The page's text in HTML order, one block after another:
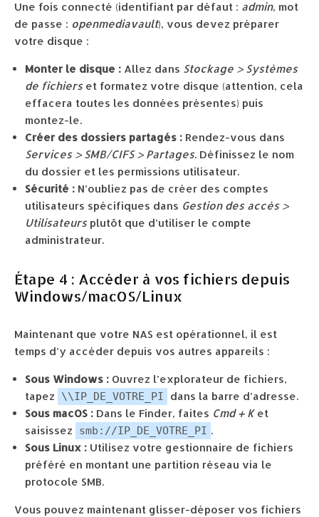
Une fois connecté (identifiant par défaut : admin, mot
de passe : openmediavault), vous devez préparer
votre disque :
Monter le disque : Allez dans Stockage > Systèmes
de fichierset formatez votre disque (attention, cela
effacera toutes les données présentes) puis
montez-le.
Créer des dossiers partagés : Rendez-vous dans
Services > SMB/CIFS > Partages. Définissez le nom
du dossier et les permissions utilisateur.
Sécurité : N’oubliez pas de créer des comptes
utilisateurs spécifiques dans Gestion des accès >
Utilisateursplutôt que d’utiliser le compte
administrateur.
Étape 4 : Accéder à vos fichiers depuis
Windows/macOS/Linux
Maintenant que votre NAS est opérationnel, il est
temps d’y accéder depuis vos autres appareils :
Sous Windows : Ouvrez l’explorateur de fichiers,
tapez
\\IP_DE_VOTRE_PI
dans la barre d’adresse.
Sous macOS : Dans le Finder, faites Cmd + Ket
saisissez
smb://IP_DE_VOTRE_PI .
Sous Linux : Utilisez votre gestionnaire de fichiers
préféré en montant une partition réseau via le
protocole SMB.
Vous pouvez maintenant glisser-déposer vos fichiers